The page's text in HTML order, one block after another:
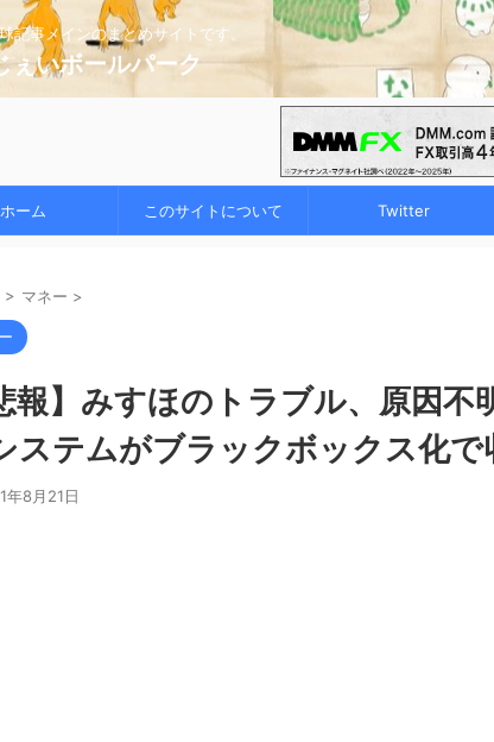
記事メインのまとめサイトです。
ぇいボールパーク
ホーム このサイトについて Twitter
> マネー >
報】みすほのトラブル、原因
ステムがブラックボックス化
年8月21日